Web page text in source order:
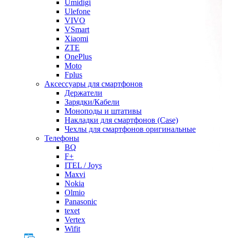
Umidigi
Ulefone
VIVO
VSmart
Xiaomi
ZTE
OnePlus
Moto
Fplus
Аксессуары для смартфонов
Держатели
Зарядки/Кабели
Моноподы и штативы
Накладки для смартфонов (Case)
Чехлы для смартфонов оригинальные
Телефоны
BQ
F+
ITEL / Joys
Maxvi
Nokia
Olmio
Panasonic
texet
Vertex
Wifit